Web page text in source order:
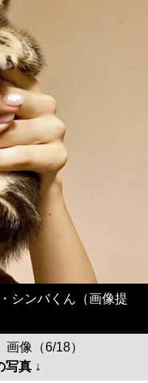
シンバくん（画像提
像（6/18）
写真 ↓